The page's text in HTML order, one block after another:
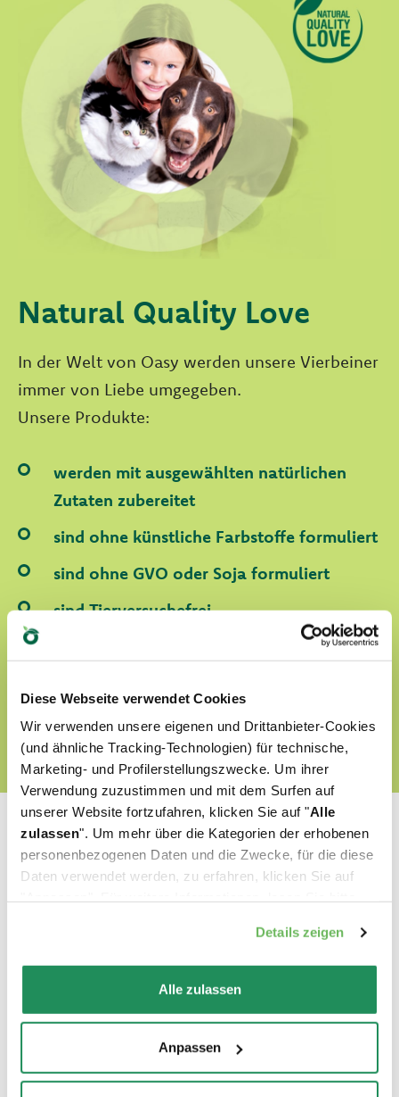
Diese Webseite verwendet Cookies
Wir verwenden unsere eigenen und Drittanbieter-Cookies
(und ähnliche Tracking-Technologien) für technische,
Marketing- und Profilerstellungszwecke. Um ihrer
Verwendung zuzustimmen und mit dem Surfen auf
unserer Website fortzufahren, klicken Sie auf "Alle
zulassen". Um mehr über die Kategorien der erhobenen
personenbezogenen Daten und die Zwecke, für die diese
Daten verwendet werden, zu erfahren, klicken Sie auf
Details zeigen
Alle zulassen
Anpassen
Natural Quality Love
In der Welt von Oasy werden unsere Vierbeiner
immer von Liebe umgegeben.
Unsere Produkte:
werden mit ausgewählten natürlichen
Zutaten zubereitet
sind ohne künstliche Farbstoffe formuliert
sind ohne GVO oder Soja formuliert
sind Tierversuchefrei
Welches ist Ihr Liebling?